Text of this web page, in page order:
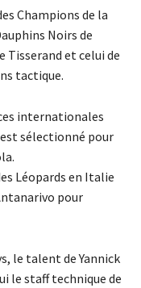
Champions de la
Noirs de
Tisserand et celui de
tactique.
internationales
est sélectionné pour
Léopards en Italie
pour
le talent de Yannick
le staff technique de